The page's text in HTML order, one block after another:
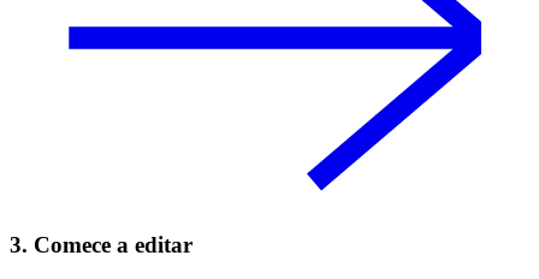
3. Comece a editar